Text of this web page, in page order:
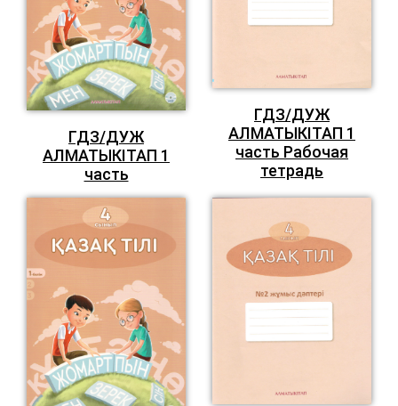
ГДЗ/ДУЖ
АЛМАТЫКIТАП 1
часть
ГДЗ/ДУЖ
АЛМАТЫКIТАП 1
часть Рабочая
тетрадь